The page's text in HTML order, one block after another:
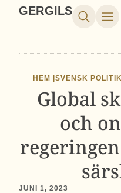
GERGILS
HEM |SVENSK POLITIK
Global
och
JUNI 1, 2023